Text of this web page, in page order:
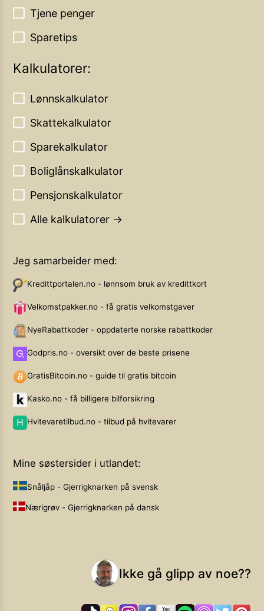
Tjene penger
Sparetips
Kalkulatorer:
Lønnskalkulator
Skattekalkulator
Sparekalkulator
Boliglånskalkulator
Pensjonskalkulator
Alle kalkulatorer →
Jeg samarbeider med:
Kredittportalen.no - lønnsom bruk av kredittkort
Velkomstpakker.no - få gratis velkomstgaver
NyeRabattkoder - oppdaterte norske rabattkoder
Godpris.no - oversikt over de beste prisene
GratisBitcoin.no - guide til gratis bitcoin
Kasko.no - få billigere bilforsikring
Hvitevaretilbud.no - tilbud på hvitevarer
Mine søstersider i utlandet:
Snåljåp - Gjerrigknarken på svensk
Nærigrøv - Gjerrigknarken på dansk
Ikke gå glipp av noe??